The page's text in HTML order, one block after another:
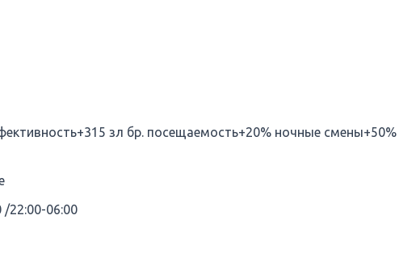
зл бр. посещаемость+20% ночные смены+50%
/22:00-06:00